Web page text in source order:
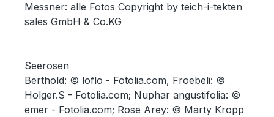
Messner: alle Fotos Copyright by teich-i-tekten
sales GmbH & Co.KG
Seerosen
Berthold: © loflo - Fotolia.com, Froebeli: ©
Holger.S - Fotolia.com; Nuphar angustifolia: ©
emer - Fotolia.com; Rose Arey: © Marty Kropp